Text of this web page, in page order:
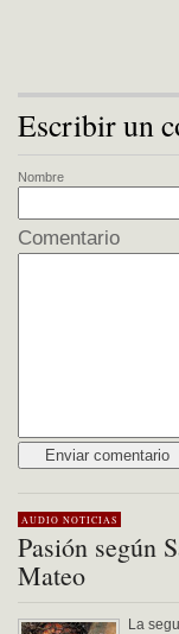
Escribir un
Nombre
Comentario
AUDIO NOTICIAS
Pasión según
Mateo
La